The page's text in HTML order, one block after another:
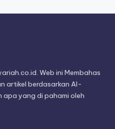
Web ini Membahas
artikel berdasarkan Al-
apa yang di pahami oleh